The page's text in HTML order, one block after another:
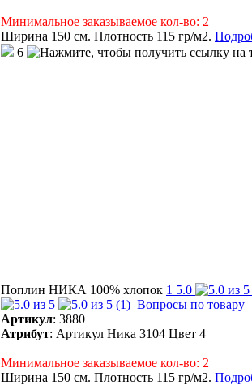
Минимальное заказываемое кол-во: 2
Ширина 150 см. Плотность 115 гр/м2.
6
Поплин НИКА 100% хлопок 1 5.0
(1) Вопросы по товару
Артикул: 3880
Атрибут: Артикул Ника 3104 Цвет 4
Минимальное заказываемое кол-во: 2
Ширина 150 см. Плотность 115 гр/м2.